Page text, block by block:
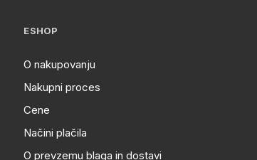
ESHOP
O nakupovanju
Nakupni proces
Cene
Načini plačila
O prevzemu blaga in dostavi